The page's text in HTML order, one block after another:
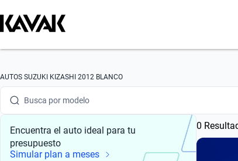
AUTOS SUZUKI KIZASHI 2012 BLANCO
Busca por marca
Busca por modelo
Busca por versión
Busca por año
Encuentra el auto ideal para tu
presupuesto
Simular plan a meses
0